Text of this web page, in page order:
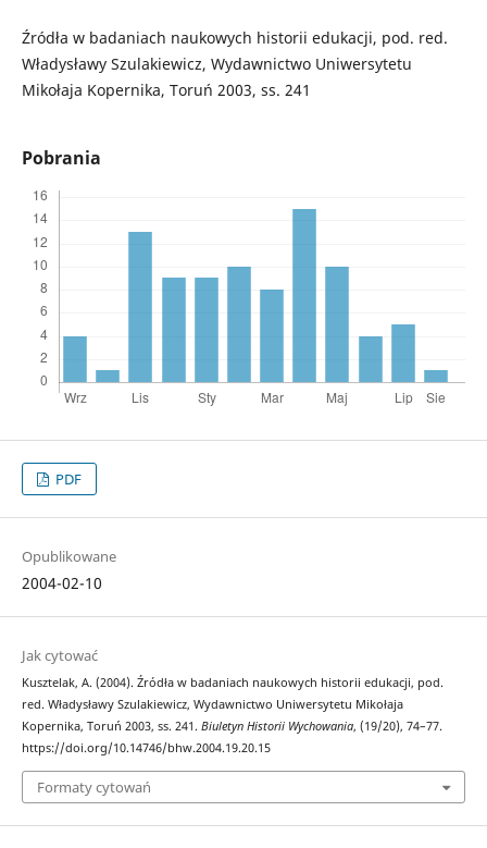
Źródła w badaniach naukowych historii edukacji, pod. red.
Władysławy Szulakiewicz, Wydawnictwo Uniwersytetu
Mikołaja Kopernika, Toruń 2003, ss. 241
Pobrania
PDF
Opublikowane
2004-02-10
Jak cytować
Kusztelak, A. (2004). Źródła w badaniach naukowych historii edukacji, pod.
red. Władysławy Szulakiewicz, Wydawnictwo Uniwersytetu Mikołaja
Kopernika, Toruń 2003, ss. 241. Biuletyn Historii Wychowania, (19/20), 74–77.
https://doi.org/10.14746/bhw.2004.19.20.15
Formaty cytowań